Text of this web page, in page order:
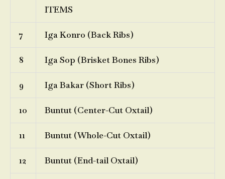
ITEMS
7 Iga Konro (Back Ribs)
8 Iga Sop (Brisket Bones Ribs)
9 Iga Bakar (Short Ribs)
10 Buntut (Center-Cut Oxtail)
11 Buntut (Whole-Cut Oxtail)
12 Buntut (End-tail Oxtail)